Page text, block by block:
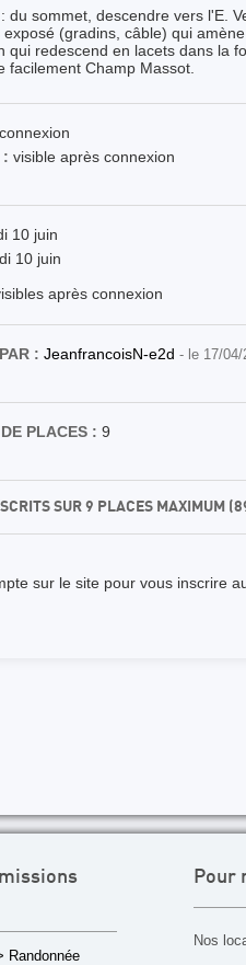
du sommet, descendre vers l'E.
(gradins, câble) qui
qui redescend en lacets dans la
facilement Champ Massot.
: visible après connexion
10 juin
10 juin
après connexion
: JeanfrancoisN-e2d - le 17/
PLACES : 9
SUR 9 PLACES MAXIMUM
sur le site pour vous inscrire
Randonnée
Pour
Nos